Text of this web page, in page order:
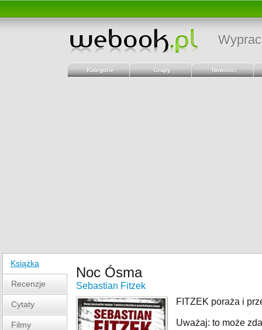
Kategorie Grupy Nowości
Książka
Recenzje
Cytaty
Filmy
Noc Ósma
Sebastian Fitzek
FITZEK poraża i
Uważaj: to może